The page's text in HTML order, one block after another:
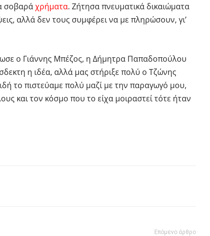
σοβαράχρήματα. Ζήτησα πνευματικά δικαιώματα
αλλά δεν τους συμφέρει να με πληρώσουν, γι’
ο Γιάννης Μπέζος, η Δήμητρα Παπαδοπούλου
η ιδέα, αλλά μας στήριξε πολύ ο Τζώνης
το πιστεύαμε πολύ μαζί με την παραγωγό μου,
και τον κόσμο που το είχα μοιραστεί τότε ήταν
Επόμενο άρθρο